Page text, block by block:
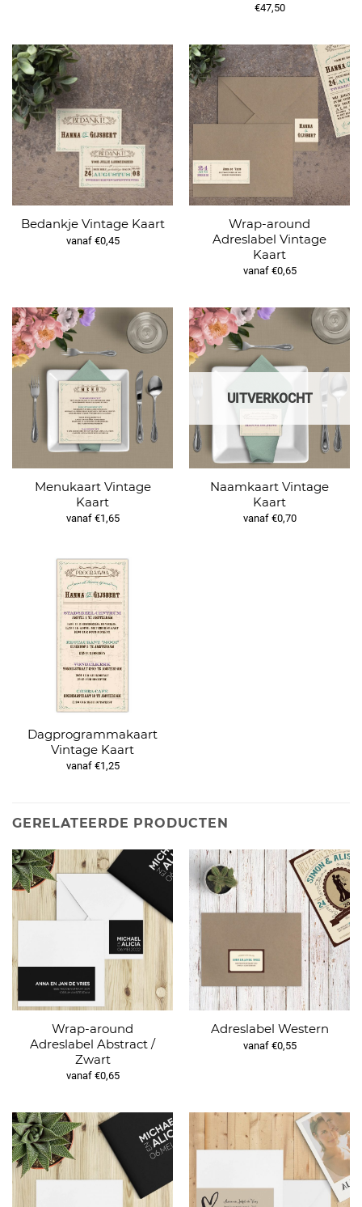
€47,50
Bedankje Vintage Kaart
vanaf €0,45
Wrap-around
Adreslabel Vintage
Kaart
vanaf €0,65
Menukaart Vintage
Kaart
vanaf €1,65
UITVERKOCHT
Naamkaart Vintage
Kaart
vanaf €0,70
Dagprogrammakaart
Vintage Kaart
vanaf €1,25
GERELATEERDE PRODUCTEN
Wrap-around
Adreslabel Abstract /
Zwart
vanaf €0,65
Adreslabel Western
vanaf €0,55